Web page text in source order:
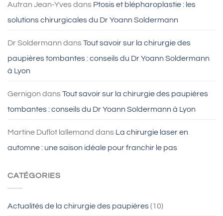
Autran Jean-Yves dans Ptosis et blépharoplastie : les
solutions chirurgicales du Dr Yoann Soldermann
Dr Soldermann dans Tout savoir sur la chirurgie des
paupières tombantes : conseils du Dr Yoann Soldermann
à Lyon
Gernigon dans Tout savoir sur la chirurgie des paupières
tombantes : conseils du Dr Yoann Soldermann à Lyon
Martine Duflot lallemand dans La chirurgie laser en
automne : une saison idéale pour franchir le pas
CATÉGORIES
Actualités de la chirurgie des paupières(10)